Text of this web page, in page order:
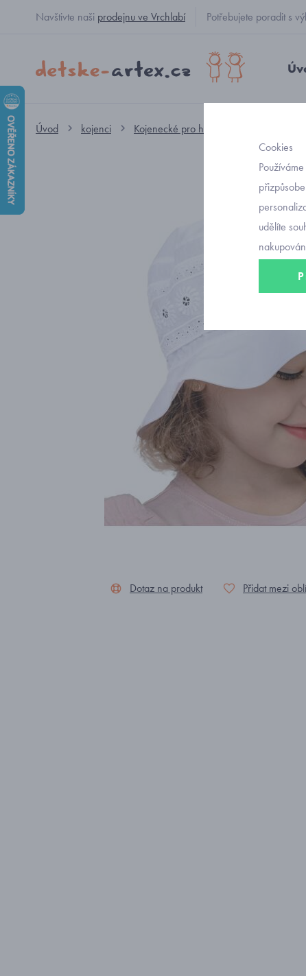
Navštivte naši prodejnu ve Vrchlabí Potřebujete poradit s
Úvod kojenci Kojenecké pro holčičky
Dotaz na produkt Přidat mezi
Cookies
udělíte